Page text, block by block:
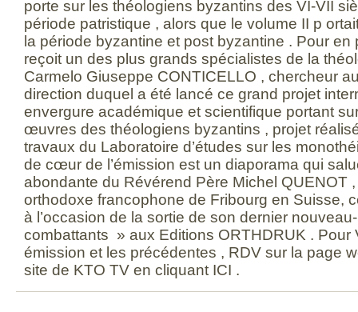
porte sur les théologiens byzantins des VI-VII
période patristique , alors que le volume II p
la période byzantine et post byzantine . Pour en
reçoit un des plus grands spécialistes de la
Carmelo Giuseppe CONTICELLO , chercheur
direction duquel a été lancé ce grand projet
envergure académique et scientifique portant
œuvres des théologiens byzantins , projet
travaux du Laboratoire d’études sur les
de cœur de l’émission est un diaporama qui
abondante du Révérend Père Michel QUENOT
orthodoxe francophone de Fribourg en Suisse,
à l’occasion de la sortie de son dernier
combattants » aux Editions ORTHDRUK . Pour
émission et les précédentes , RDV sur la page
site de KTO TV en cliquant ICI .